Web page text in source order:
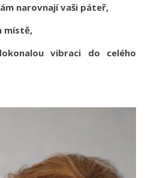
narovnají vaši páteř,
místě,
vibraci do celého